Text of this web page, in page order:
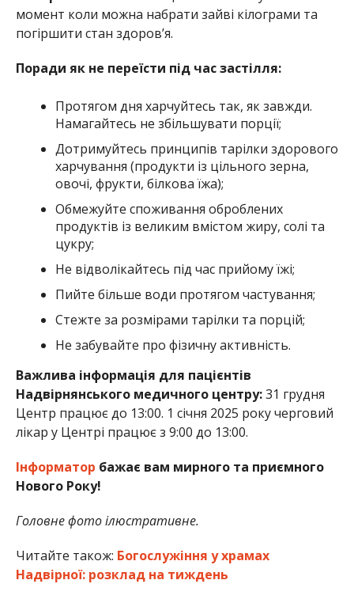
момент коли можна набрати зайві кілограми та
погіршити стан здоров’я.
Поради як не переїсти під час застілля:
Протягом дня харчуйтесь так, як завжди.
Намагайтесь не збільшувати порції;
Дотримуйтесь принципів тарілки здорового
харчування (продукти із цільного зерна,
овочі, фрукти, білкова їжа);
Обмежуйте споживання оброблених
продуктів із великим вмістом жиру, солі та
цукру;
Не відволікайтесь під час прийому їжі;
Пийте більше води протягом частування;
Стежте за розмірами тарілки та порцій;
Не забувайте про фізичну активність.
Важлива інформація для пацієнтів
Надвірнянського медичного центру:31 грудня
Центр працює до 13:00. 1 січня 2025 року черговий
лікар у Центрі працює з 9:00 до 13:00.
Інформатор бажає вам мирного та приємного
Нового Року!
Головне фото ілюстративне.
Читайте також: Богослужіння у храмах
Надвірної: розклад на тиждень